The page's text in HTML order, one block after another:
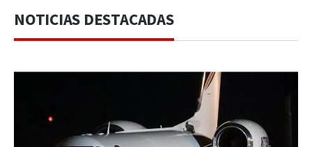
NOTICIAS DESTACADAS